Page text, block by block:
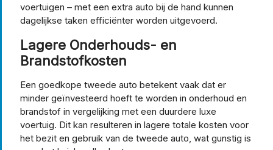
voertuigen – met een extra auto bij de hand kunnen
dagelijkse taken efficiënter worden uitgevoerd.
Lagere Onderhouds- en
Brandstofkosten
Een goedkope tweede auto betekent vaak dat er
minder geïnvesteerd hoeft te worden in onderhoud en
brandstof in vergelijking met een duurdere luxe
voertuig. Dit kan resulteren in lagere totale kosten voor
het bezit en gebruik van de tweede auto, wat gunstig is